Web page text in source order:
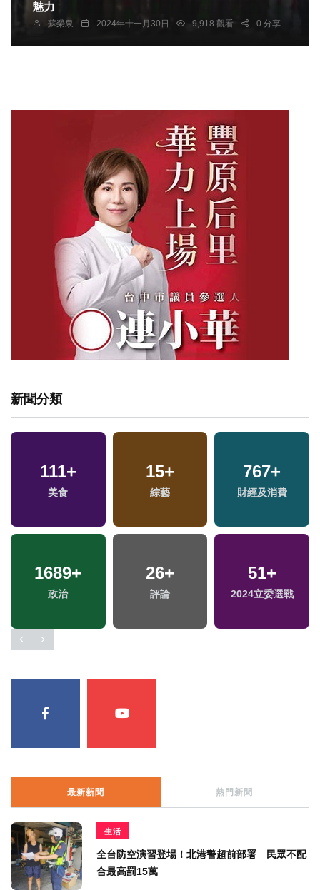
魅力
蘇榮泉 2024年十一月30日 9,918 觀看 0 分享
新聞分類
111+
美食
15+
綜藝
767+
財經及消費
1689+
政治
26+
評論
51+
2024立委選戰
最新新聞 熱門新聞
生活
全台防空演習登場！北港警超前部署 民眾不配
合最高罰15萬